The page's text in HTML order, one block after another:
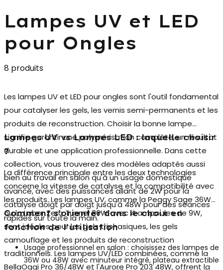
Lampes UV et LED
pour Ongles
8 produits
Les lampes UV et LED pour ongles sont l'outil fondamental
pour catalyser les gels, les vernis semi-permanents et les
produits de reconstruction. Choisir la bonne lampe
signifie garantir une polymérisation complète, un résultat
durable et une application professionnelle. Dans cette
collection, vous trouverez des modèles adaptés aussi
bien au travail en salon qu'à un usage domestique
avancé, avec des puissances allant de 2W pour la
catalyse doigt par doigt jusqu'à 48W pour des séances
rapides sur toute la main.
Lampes UV vs Lampes LED : laquelle choisir
?
La différence principale entre les deux technologies
concerne la vitesse de catalyse et la compatibilité avec
les produits. Les lampes UV, comme la Peggy Sage 36W
ou la Labor Zero Tunnel 36W avec 4 ampoules de 9W,
sont idéales pour les gels triphasiques, les gels
camouflage et les produits de reconstruction
traditionnels. Leslampes UV/LED combinées, comme la
BellaOggi Pro 36/48W et l'Aurore Pro 203 48W, offrent la
Comment s'orienter dans le choix en
fonction de l'utilisation
Usage professionnel en salon : choisissez des lampes de
36W ou 48W avec minuteur intégré, plateau extractible